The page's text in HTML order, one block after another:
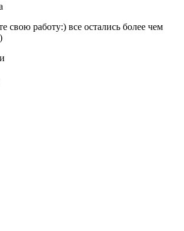
свою работу:) все остались более чем